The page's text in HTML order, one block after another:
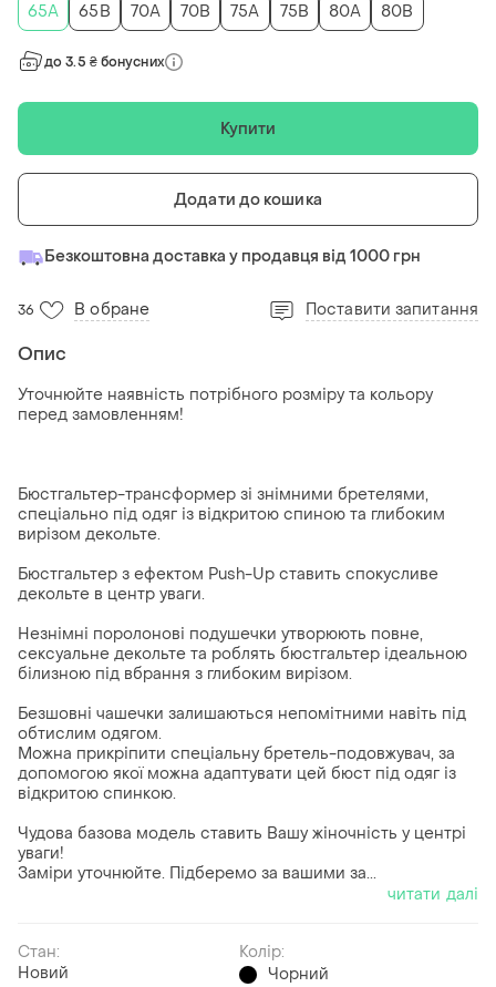
65A
65B 70A 70B 75A 75B 80A 80B
до 3.5 ₴ бонусних
Купити
Додати до кошика
Безкоштовна доставка у продавця від 1000 грн
36 В обране Поставити запитання
Опис
Уточнюйте наявність потрібного розміру та кольору
перед замовленням!
Бюстгальтер-трансформер зі знімними бретелями,
спеціально під одяг із відкритою спиною та глибоким
вирізом декольте.
Бюстгальтер з ефектом Push-Up ставить спокусливе
декольте в центр уваги.
Незнімні поролонові подушечки утворюють повне,
сексуальне декольте та роблять бюстгальтер ідеальною
білизною під вбрання з глибоким вирізом.
Безшовні чашечки залишаються непомітними навіть під
обтислим одягом.
Можна прикріпити спеціальну бретель-подовжувач, за
допомогою якої можна адаптувати цей бюст під одяг із
відкритою спинкою.
Чудова базова модель ставить Вашу жіночність у центрі
уваги!
Заміри уточнюйте. Підберемо за вашими за...
читати далі
Стан:
Новий
Колір:
Чорний